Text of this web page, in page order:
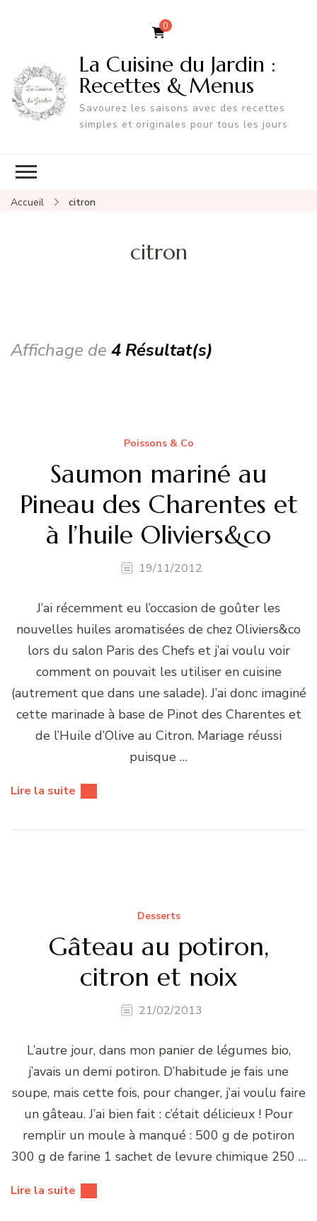
0
La Cuisine du Jardin :
Recettes & Menus
Savourez les saisons avec des recettes
simples et originales pour tous les jours
Accueil citron
citron
Affichage de 4 Résultat(s)
Poissons & Co
Saumon mariné au
Pineau des Charentes et
à l’huile Oliviers&co
19/11/2012
J’ai récemment eu l’occasion de goûter les
nouvelles huiles aromatisées de chez Oliviers&co
lors du salon Paris des Chefs et j’ai voulu voir
comment on pouvait les utiliser en cuisine
(autrement que dans une salade). J’ai donc imaginé
cette marinade à base de Pinot des Charentes et
de l’Huile d’Olive au Citron. Mariage réussi
puisque …
Lire la suite
Desserts
Gâteau au potiron,
citron et noix
21/02/2013
L’autre jour, dans mon panier de légumes bio,
j’avais un demi potiron. D’habitude je fais une
soupe, mais cette fois, pour changer, j’ai voulu faire
un gâteau. J’ai bien fait : c’était délicieux ! Pour
remplir un moule à manqué : 500 g de potiron
300 g de farine 1 sachet de levure chimique 250 …
Lire la suite